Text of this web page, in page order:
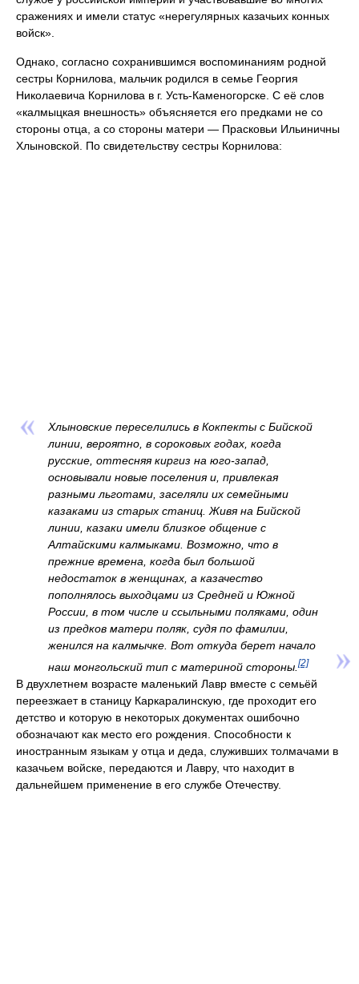
сражениях и имели статус «нерегулярных казачьих конных
войск».
Однако, согласно сохранившимся воспоминаниям родной
сестры Корнилова, мальчик родился в семье Георгия
Николаевича Корнилова в г. Усть-Каменогорске. С её слов
«калмыцкая внешность» объясняется его предками не со
стороны отца, а со стороны матери — Прасковьи Ильиничны
Хлыновской. По свидетельству сестры Корнилова:
Хлыновские переселились в Кокпекты с Бийской
линии, вероятно, в сороковых годах, когда
русские, оттесняя киргиз на юго-запад,
основывали новые поселения и, привлекая
разными льготами, заселяли их семейными
казаками из старых станиц. Живя на Бийской
линии, казаки имели близкое общение с
Алтайскими калмыками. Возможно, что в
прежние времена, когда был большой
недостаток в женщинах, а казачество
пополнялось выходцами из Средней и Южной
России, в том числе и ссыльными поляками, один
из предков матери поляк, судя по фамилии,
женился на калмычке. Вот откуда берет начало
наш монгольский тип с материной стороны.[2]
В двухлетнем возрасте маленький Лавр вместе с семьёй
переезжает в станицу Каркаралинскую, где проходит его
детство и которую в некоторых документах ошибочно
обозначают как место его рождения. Способности к
иностранным языкам у отца и деда, служивших толмачами в
казачьем войске, передаются и Лавру, что находит в
дальнейшем применение в его службе Отечеству.